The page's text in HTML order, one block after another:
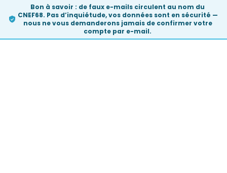
Bon à savoir : de faux e-mails circulent au nom du
CNEF68. Pas d’inquiétude, vos données sont en sécurité —
nous ne vous demanderons jamaisde confirmer votre
compte par e-mail.